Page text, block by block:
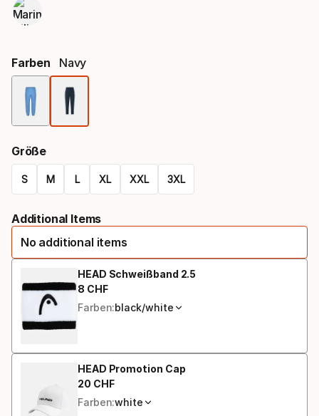
Farben Navy
Größe
S M L XL XXL 3XL
Option
Additional Items
No additional items
HEAD Schweißband 2.5
8 CHF
Endpreis
Farben:black/white
HEAD Promotion Cap
20 CHF
Endpreis
Farben:white